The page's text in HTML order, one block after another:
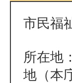
市民福
所在地
地（本